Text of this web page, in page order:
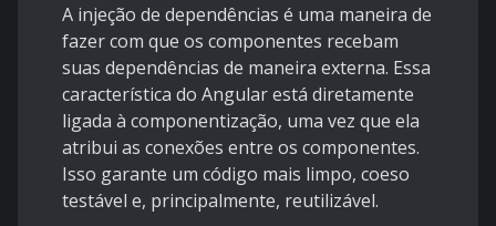
A injeção de dependências é uma maneira de
fazer com que os componentes recebam
suas dependências de maneira externa. Essa
característica do Angular está diretamente
ligada à componentização, uma vez que ela
atribui as conexões entre os componentes.
Isso garante um código mais limpo, coeso
testável e, principalmente, reutilizável.